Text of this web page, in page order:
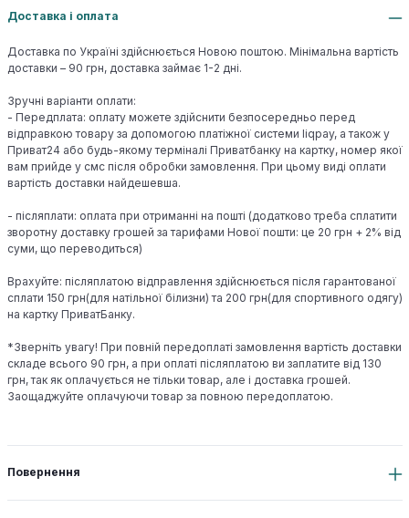
Доставка і оплата
Доставка по Україні здійснюється Новою поштою. Мінімальна вартість
доставки – 90 грн, доставка займає 1-2 дні.
Зручні варіанти оплати:
- Передплата: оплату можете здійснити безпосередньо перед
відправкою товару за допомогою платіжної системи liqpay, а також у
Приват24 або будь-якому терміналі Приватбанку на картку, номер якої
вам прийде у смс після обробки замовлення. При цьому виді оплати
вартість доставки найдешевша.
- післяплати: оплата при отриманні на пошті (додатково треба сплатити
зворотну доставку грошей за тарифами Нової пошти: це 20 грн + 2% від
суми, що переводиться)
Врахуйте: післяплатою відправлення здійснюється після гарантованої
сплати 150 грн(для натільної білизни) та 200 грн(для спортивного одягу)
на картку ПриватБанку.
*Зверніть увагу! При повній передоплаті замовлення вартість доставки
складе всього 90 грн, а при оплаті післяплатою ви заплатите від 130
грн, так як оплачується не тільки товар, але і доставка грошей.
Заощаджуйте оплачуючи товар за повною передоплатою.
Повернення